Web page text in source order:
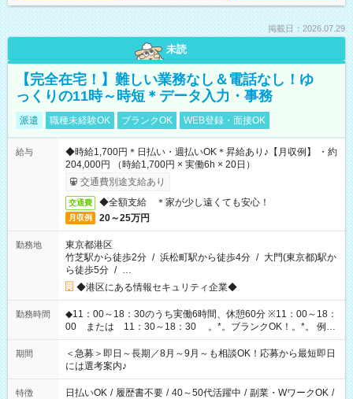
掲載日：2026.07.29
未読
【完全在宅！】難しい業務なし＆電話なし！ゆ
っくりの11時～時短＊データ入力・事務
派遣 職種未経験OK ブランクOK WEB登録・面接OK
給与
◆時給1,700円＊日払い・週払いOK＊昇給あり♪【月収例】 ・約
204,000円 （時給1,700円 × 実働6h × 20日）
交通費別途支給あり
交通費 ◆全額支給 ＊家が少し遠くても安心！
月収例 20～25万円
勤務地
東京都港区
竹芝駅から徒歩2分 / 浜松町駅から徒歩4分 / 大門(東京都)駅か
ら徒歩5分 / …
◆港区にある情報セキュリティ企業◆
勤務時間
◆11：00～18：30のうち実働6時間、休憩60分 ※11：00～18：
00 または 11：30～18：30 。*。ブランクOK！。*。 例え
ば前職が、 在宅/財団法人/事務/コールセンター/受付/販売/カフェ
スタッフ スイーツ販売/ホテルフロント/化粧品販売/など 様々な
業界から入社して活躍されています♪
期間
＜急募＞即日～長期／8月～9月～も相談OK！応募から最短即日
には選考案内♪
特徴 日払いOK / 履歴書不要 / 40～50代活躍中 / 副業・WワークOK /